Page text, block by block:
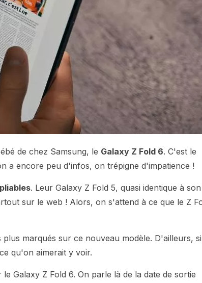
de chez Samsung, le Galaxy Z Fold 6. C'est le
a encore peu d'infos, on trépigne d'impatience !
. Leur Galaxy Z Fold 5, quasi identique à son
sur le web ! Alors, on s'attend à ce que le Z
marqués sur ce nouveau modèle. D'ailleurs, si
qu'on aimerait y voir.
Galaxy Z Fold 6. On parle là de la date de sortie